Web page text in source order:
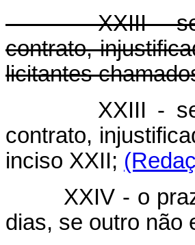
XXIII - se o
contrato,
licitantes
XXIII -
contrato,
inciso XXII;
XXIV - o prazo
dias, se outro não